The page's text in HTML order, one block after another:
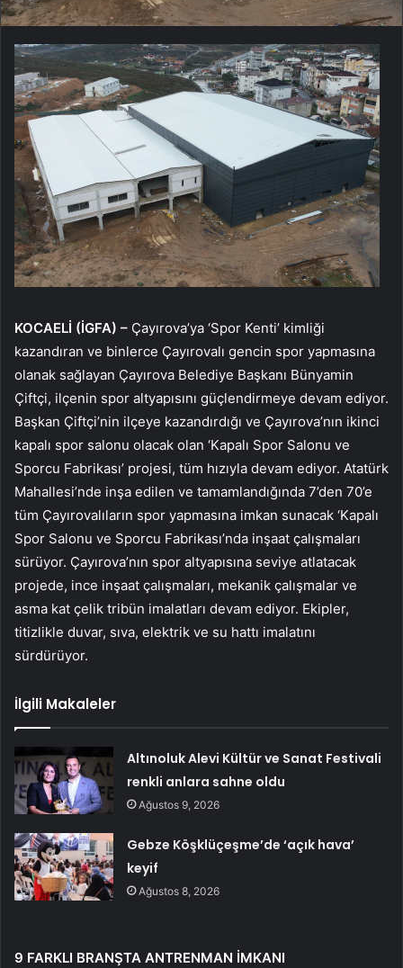
KOCAELİ (İGFA) – Çayırova’ya ‘Spor Kenti’ kimliği
kazandıran ve binlerce Çayırovalı gencin spor yapmasına
olanak sağlayan Çayırova Belediye Başkanı Bünyamin
Çiftçi, ilçenin spor altyapısını güçlendirmeye devam ediyor.
Başkan Çiftçi’nin ilçeye kazandırdığı ve Çayırova’nın ikinci
kapalı spor salonu olacak olan ‘Kapalı Spor Salonu ve
Sporcu Fabrikası’ projesi, tüm hızıyla devam ediyor. Atatürk
Mahallesi’nde inşa edilen ve tamamlandığında 7’den 70’e
tüm Çayırovalıların spor yapmasına imkan sunacak ‘Kapalı
Spor Salonu ve Sporcu Fabrikası’nda inşaat çalışmaları
sürüyor. Çayırova’nın spor altyapısına seviye atlatacak
projede, ince inşaat çalışmaları, mekanik çalışmalar ve
asma kat çelik tribün imalatları devam ediyor. Ekipler,
titizlikle duvar, sıva, elektrik ve su hattı imalatını
sürdürüyor.
İlgili Makaleler
Altınoluk Alevi Kültür ve Sanat Festivali
renkli anlara sahne oldu
Ağustos 9, 2026
Gebze Köşklüçeşme’de ‘açık hava’
keyif
Ağustos 8, 2026
9 FARKLI BRANŞTA ANTRENMAN İMKANI